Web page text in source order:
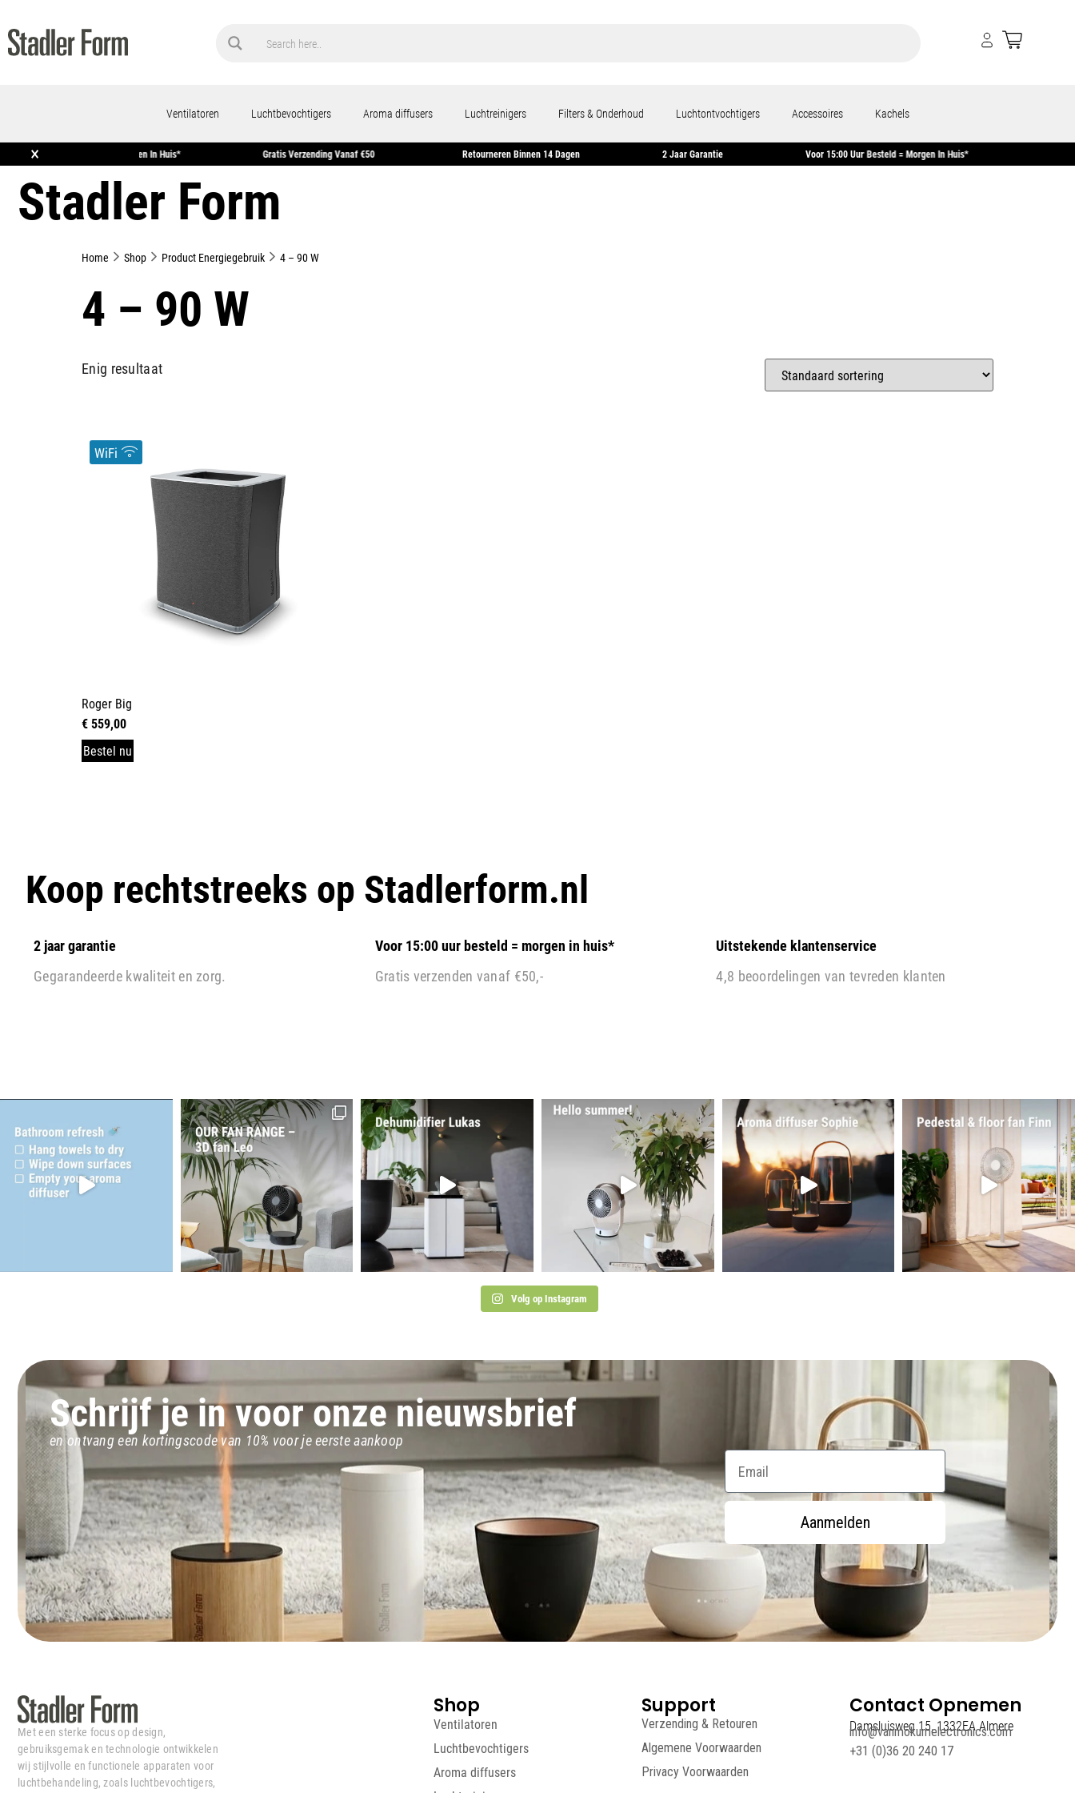
Ventilatoren Luchtbevochtigers Aroma diffusers Luchtreinigers Filters & Onderhoud Luchtontvochtigers Accessoires Kachels
× Voor 15:00 Uur Besteld = Morgen In Huis* Gratis Verzending Vanaf €50 Retourneren Binnen 14 Dagen 2 Jaar Garantie Voor 15:00 Uur Besteld = Morgen In Huis*
Stadler Form
Home Shop Product Energiegebruik 4 – 90 W
4 – 90 W
Enig resultaat
WiFi
Roger Big
€559,00
Bestel nu
Koop rechtstreeks op Stadlerform.nl
2 jaar garantie
Gegarandeerde kwaliteit en zorg.
Voor 15:00 uur besteld = morgen in huis*
Gratis verzenden vanaf €50,-
Uitstekende klantenservice
4,8 beoordelingen van tevreden klanten
Volg op Instagram
Schrijf je in voor onze nieuwsbrief
en ontvang een kortingscode van 10% voor je eerste aankoop
Email
Aanmelden
Met een sterke focus op design,
gebruiksgemak en technologie ontwikkelen
wij stijlvolle en functionele apparaten voor
luchtbehandeling, zoals luchtbevochtigers,
Shop
Ventilatoren
Luchtbevochtigers
Aroma diffusers
Support
Verzending & Retouren
Algemene Voorwaarden
Privacy Voorwaarden
Contact Opnemen
Damsluisweg 15, 1332EA Almere
info@vanmokumelectronics.com
+31 (0)36 20 240 17